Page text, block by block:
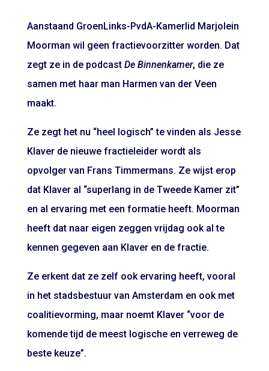
Aanstaand GroenLinks-PvdA-Kamerlid Marjolein
Moorman wil geen fractievoorzitter worden. Dat
zegt ze in de podcast De Binnenkamer, die ze
samen met haar man Harmen van der Veen
maakt.
Ze zegt het nu “heel logisch” te vinden als Jesse
Klaver de nieuwe fractieleider wordt als
opvolger van Frans Timmermans. Ze wijst erop
dat Klaver al “superlang in de Tweede Kamer zit”
en al ervaring met een formatie heeft. Moorman
heeft dat naar eigen zeggen vrijdag ook al te
kennen gegeven aan Klaver en de fractie.
Ze erkent dat ze zelf ook ervaring heeft, vooral
in het stadsbestuur van Amsterdam en ook met
coalitievorming, maar noemt Klaver “voor de
komende tijd de meest logische en verreweg de
beste keuze”.